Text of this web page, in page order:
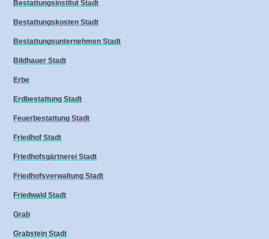
Bestattungsinstitut Stadt
Bestattungskosten Stadt
Bestattungsunternehmen Stadt
Bildhauer Stadt
Erbe
Erdbestattung Stadt
Feuerbestattung Stadt
Friedhof Stadt
Friedhofsgärtnerei Stadt
Friedhofsverwaltung Stadt
Friedwald Stadt
Grab
Grabstein Stadt